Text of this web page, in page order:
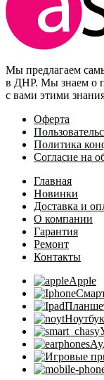
Мы предлагаем
в ДНР. Мы знаем о
с вами этими
Оферта
Политика
Согласие на
Главная
Новинки
Доставка и
О компании
Гарантия
Ремонт
Контакты
Apple